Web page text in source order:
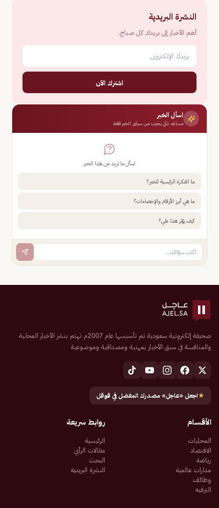
النشرة البريدية
أهم الأخبار إلى بريدك كل صباح.
اشترك الآن
اسأل الخبر
مساعد ذكي يجيب من سياق الخبر فقط
اسأل ما تريد عن هذا الخبر
ما الفكرة الرئيسية للخبر؟
ما هي أبرز الأرقام والإحصاءات؟
كيف يؤثر هذا علي؟
صحيفة إلكترونية سعودية تم تأسيسها عام 2007م تهتم بنشر الأخبار المحلية
والمنافسة في سبق الأخبار بمهنية ومصداقية وموضوعية
★اجعل «عاجل» مصدرك المفضل في قوقل
الأقسام
المحليات
الاقتصاد
رياضة
مدارات عالمية
وظائف
الترفيه
روابط سريعة
الرئيسية
مقالات الرأي
البحث
النشرة البريدية